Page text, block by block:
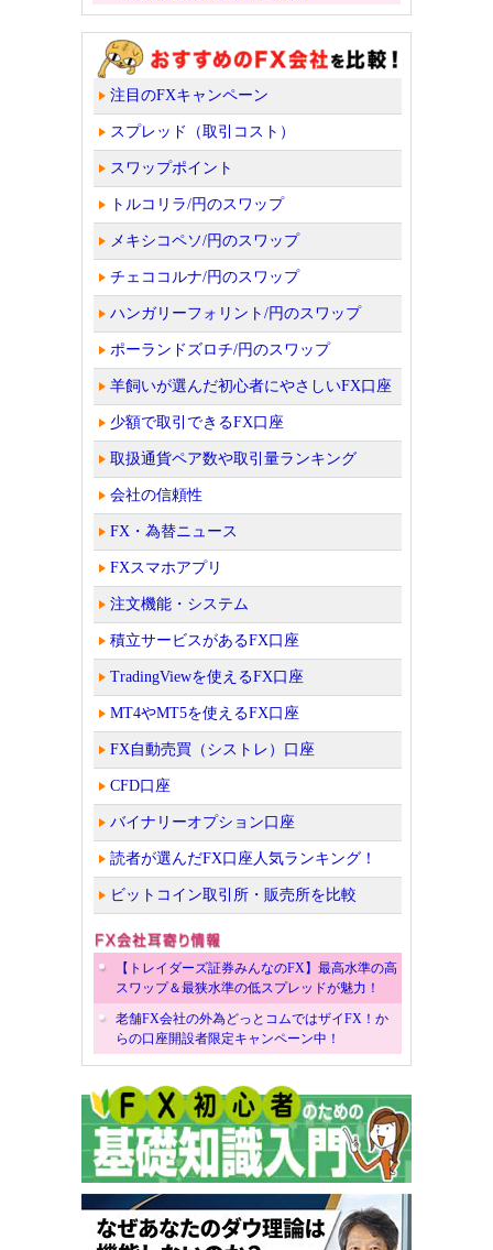
注目のFXキャンペーン
スプレッド（取引コスト）
スワップポイント
トルコリラ/円のスワップ
メキシコペソ/円のスワップ
チェココルナ/円のスワップ
ハンガリーフォリント/円のスワップ
ポーランドズロチ/円のスワップ
羊飼いが選んだ初心者にやさしいFX口座
少額で取引できるFX口座
取扱通貨ペア数や取引量ランキング
会社の信頼性
FX・為替ニュース
FXスマホアプリ
注文機能・システム
積立サービスがあるFX口座
TradingViewを使えるFX口座
MT4やMT5を使えるFX口座
FX自動売買（シストレ）口座
CFD口座
バイナリーオプション口座
読者が選んだFX口座人気ランキング！
ビットコイン取引所・販売所を比較
【トレイダーズ証券みんなのFX】最高水準の高
スワップ＆最狭水準の低スプレッドが魅力！
老舗FX会社の外為どっとコムではザイFX！か
らの口座開設者限定キャンペーン中！